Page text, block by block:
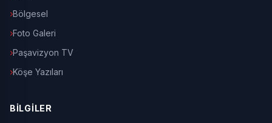
Bölgesel
Foto Galeri
Paşavizyon TV
Köşe Yazıları
BİLGİLER